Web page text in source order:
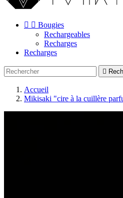
  Bougies
Rechargeables
Recharges
Recharges

Accueil
Mikisaki "cire à la cuillère